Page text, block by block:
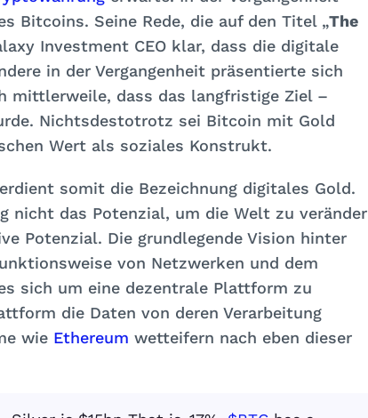
Bitcoins. Seine Rede, die auf den Titel „The
Investment CEO klar, dass die digitale
in der Vergangenheit präsentierte sich
mittlerweile, dass das langfristige Ziel –
Nichtsdestotrotz sei Bitcoin mit Gold
Wert als soziales Konstrukt.
somit die Bezeichnung digitales Gold.
nicht das Potenzial, um die Welt zu
Potenzial. Die grundlegende Vision hinter
von Netzwerken und dem
sich um eine dezentrale Plattform zu
die Daten von deren Verarbeitung
wie Ethereum wetteifern nach eben dieser